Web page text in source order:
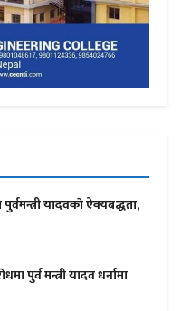
यादवकाे ऐक्यबद्धता,
पुर्व मन्त्री यादव धर्नामा